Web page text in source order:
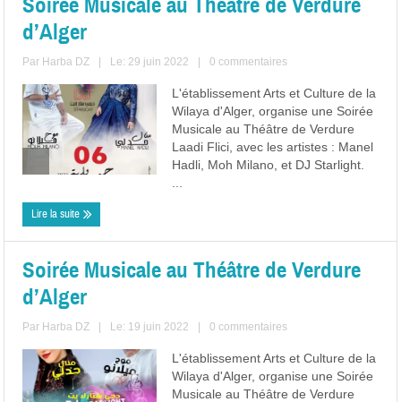
d’Alger
Par Harba DZ Le: 29 juin 2022 0 commentaires
L'établissement Arts et Culture de la
Wilaya d'Alger, organise une Soirée
Musicale au Théâtre de Verdure
Laadi Flici, avec les artistes : Manel
Hadli, Moh Milano, et DJ Starlight.
Lire la suite
Soirée Musicale au Théâtre de Verdure
d’Alger
Par Harba DZ Le: 19 juin 2022 0 commentaires
L'établissement Arts et Culture de la
Wilaya d'Alger, organise une Soirée
Musicale au Théâtre de Verdure